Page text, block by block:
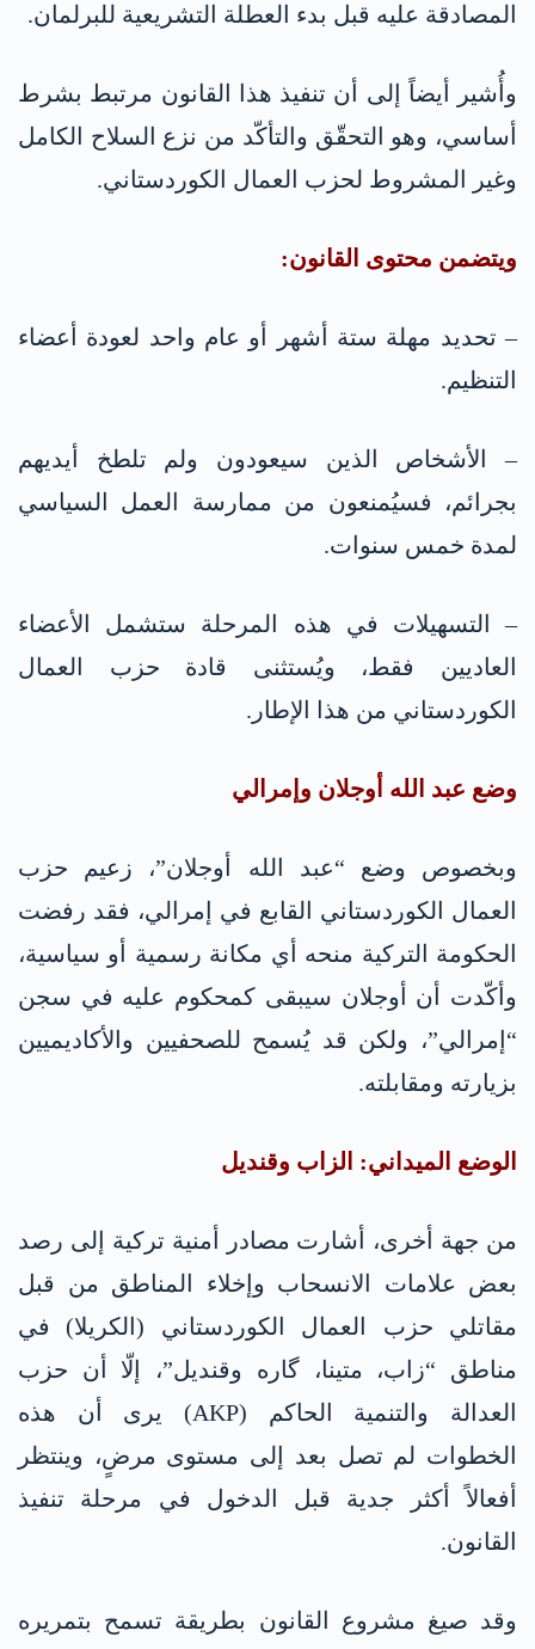
المصادقة عليه قبل بدء العطلة التشريعية للبرلمان.
وأُشير أيضاً إلى أن تنفيذ هذا القانون مرتبط بشرط
أساسي، وهو التحقّق والتأكّد من نزع السلاح الكامل
وغير المشروط لحزب العمال الكوردستاني.
ويتضمن محتوى القانون:
– تحديد مهلة ستة أشهر أو عام واحد لعودة أعضاء
التنظيم.
– الأشخاص الذين سيعودون ولم تلطخ أيديهم
بجرائم، فسيُمنعون من ممارسة العمل السياسي
لمدة خمس سنوات.
– التسهيلات في هذه المرحلة ستشمل الأعضاء
العاديين فقط، ويُستثنى قادة حزب العمال
الكوردستاني من هذا الإطار.
وضع عبد الله أوجلان وإمرالي
وبخصوص وضع “عبد الله أوجلان”، زعيم حزب
العمال الكوردستاني القابع في إمرالي، فقد رفضت
الحكومة التركية منحه أي مكانة رسمية أو سياسية،
وأكّدت أن أوجلان سيبقى كمحكوم عليه في سجن
“إمرالي”، ولكن قد يُسمح للصحفيين والأكاديميين
بزيارته ومقابلته.
الوضع الميداني: الزاب وقنديل
من جهة أخرى، أشارت مصادر أمنية تركية إلى رصد
بعض علامات الانسحاب وإخلاء المناطق من قبل
مقاتلي حزب العمال الكوردستاني (الكريلا) في
مناطق “زاب، متينا، گاره وقنديل”، إلّا أن حزب
العدالة والتنمية الحاكم (AKP) يرى أن هذه
الخطوات لم تصل بعد إلى مستوى مرضٍ، وينتظر
أفعالاً أكثر جدية قبل الدخول في مرحلة تنفيذ
القانون.
وقد صيغ مشروع القانون بطريقة تسمح بتمريره